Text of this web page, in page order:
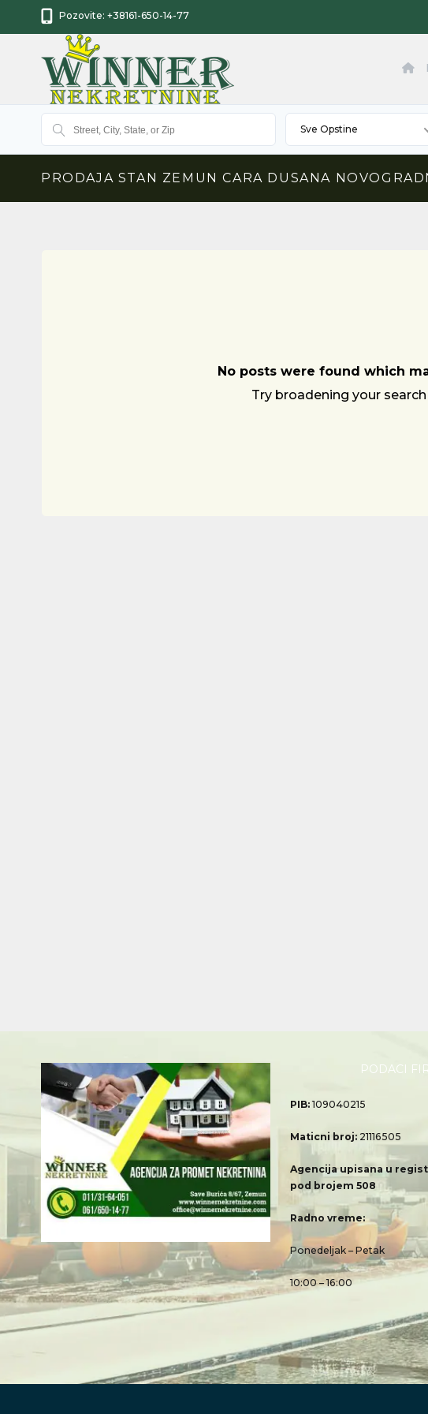
Pozovite: +38161-650-14-77
Sve Opstine
PRODAJA STAN ZEMUN CARA DUSANA
No posts were found which
Try broadening your
PODACI
PIB:109040215
Maticni broj: 21116505
Agencija upisana u
pod brojem 508
Radno vreme:
Ponedeljak – Petak
10:00 – 16:00